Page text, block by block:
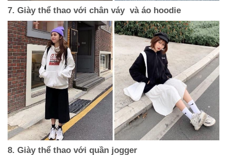
7. Giày thể thao với chân váy và áo hoodie
8. Giày thể thao với quần jogger